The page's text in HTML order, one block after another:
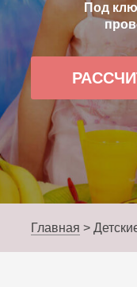
Под
Главная >